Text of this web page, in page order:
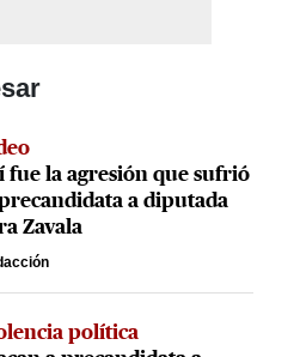
fue la agresión que sufrió
precandidata a diputada
Zavala
política